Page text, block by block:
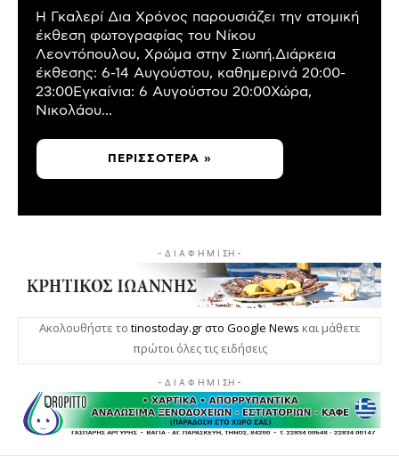
Η Γκαλερί Δια Χρόνος παρουσιάζει την ατομική
έκθεση φωτογραφίας του Νίκου
Λεοντόπουλου, Χρώμα στην Σιωπή.Διάρκεια
έκθεσης: 6-14 Αυγούστου, καθημερινά 20:00-
23:00Εγκαίνια: 6 Αυγούστου 20:00Χώρα,
Νικολάου...
ΠΕΡΙΣΣΌΤΕΡΑ »
- Δ Ι Α Φ Η Μ Ι ΣΗ -
Ακολουθήστε το tinostoday.gr στο Google News και μάθετε
πρώτοι όλες τις ειδήσεις
- Δ Ι Α Φ Η Μ Ι ΣΗ -